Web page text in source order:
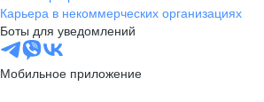
Карьера в некоммерческих организациях
Боты для уведомлений
Мобильное приложение